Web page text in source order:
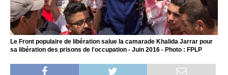
Le Front populaire de libération salue la camarade Khalida Jarrar pour
sa libération des prisons de l'occupation - Juin 2016 - Photo : FPLP